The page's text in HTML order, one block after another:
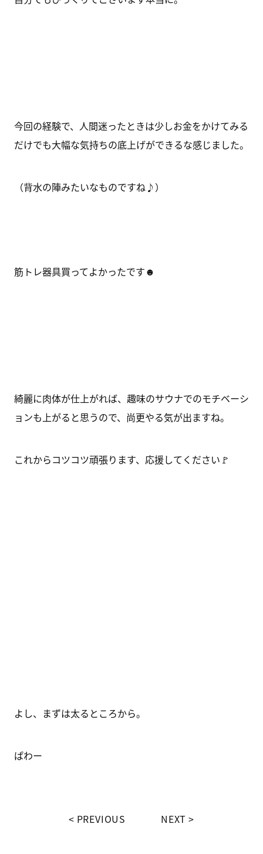
今回の経験で、人間迷ったときは少しお金をかけてみる
だけでも大幅な気持ちの底上げができるな感じました。
（背水の陣みたいなものですね♪）
筋トレ器具買ってよかったです☻
綺麗に肉体が仕上がれば、趣味のサウナでのモチベーシ
ョンも上がると思うので、尚更やる気が出ますね。
これからコツコツ頑張ります、応援してください🚩
よし、まずは太るところから。
ぱわー
PREVIOUS NEXT